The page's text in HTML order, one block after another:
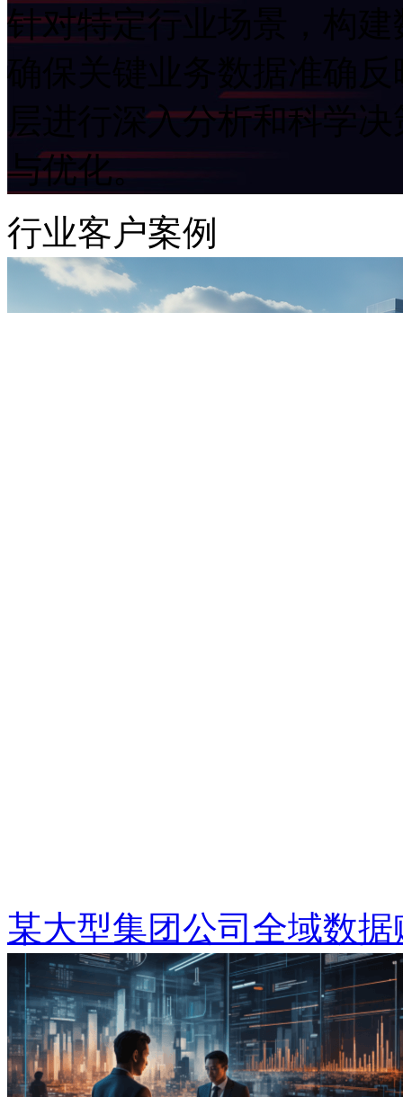
针对特定行业场景，构
确保关键业务数据准确反
层进行深入分析和科学决
与优化。
行业客户案例
某大型集团公司全域数